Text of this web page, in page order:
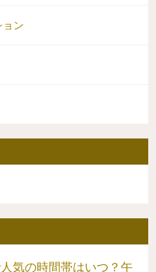
ョン
気の時間帯はいつ？午